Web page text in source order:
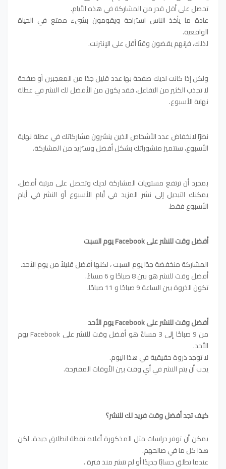
تحصل على أقل قدر من المشاركة في هذه الأيام.
عادة ما يأخذ الناس استراحة ويقومون بشيء ممتع في الحياة
الواقعية.
لذلك، فإنهم يقضون وقتًا أقل على الإنترنت.
ولكن إذا كانت لديك صفحة بها عدد قليل جدًا من المعجبين أو صفحة
لا تجذب الكثير من التفاعل، فقد يكون من الأفضل لك النشر في عطلة
نهاية الأسبوع.
نظرًا لانخفاض عدد الأشخاص الذين ينشرون مشاركاتك في عطلة نهاية
الأسبوع، ستتميز منشوراتك بشكل أفضل وستزيد من المشاركة.
بمجرد أن ترتفع مستويات المشاركة لديك وتحصل على مرتبة أفضل،
يمكنك التبديل إلى نشر المزيد في أيام الأسبوع أو النشر في أيام
الأسبوع فقط.
أفضل وقت للنشر على Facebook يوم السبت
المشاركة منخفضة جدًا يوم السبت ، لكنها أفضل قليلاً من يوم الأحد.
أفضل وقت للنشر هو بين 8 صباحًا و 6 مساءً.
تكون الذروة بين الساعة 9 صباحًا و 11 صباحًا.
أفضل وقت للنشر على Facebook يوم الأحد
من 9 صباحًا إلى 3 مساءً هو أفضل وقت للنشر على Facebook يوم
الأحد.
لا توجد ذروة حقيقية في هذا اليوم.
يجب أن يتم النشر في أي وقت بين الأوقات المقترحة.
كيف تجد أفضل وقت فريد لك للنشر؟
يمكن أن توفر دراسات مثل المذكورة أعلاه نقطة انطلاق جيدة. لكن
هذا كل ما في صالحهم.
عندما تطلق حسابًا جديدًا أو لم تنشر منذ فترة .